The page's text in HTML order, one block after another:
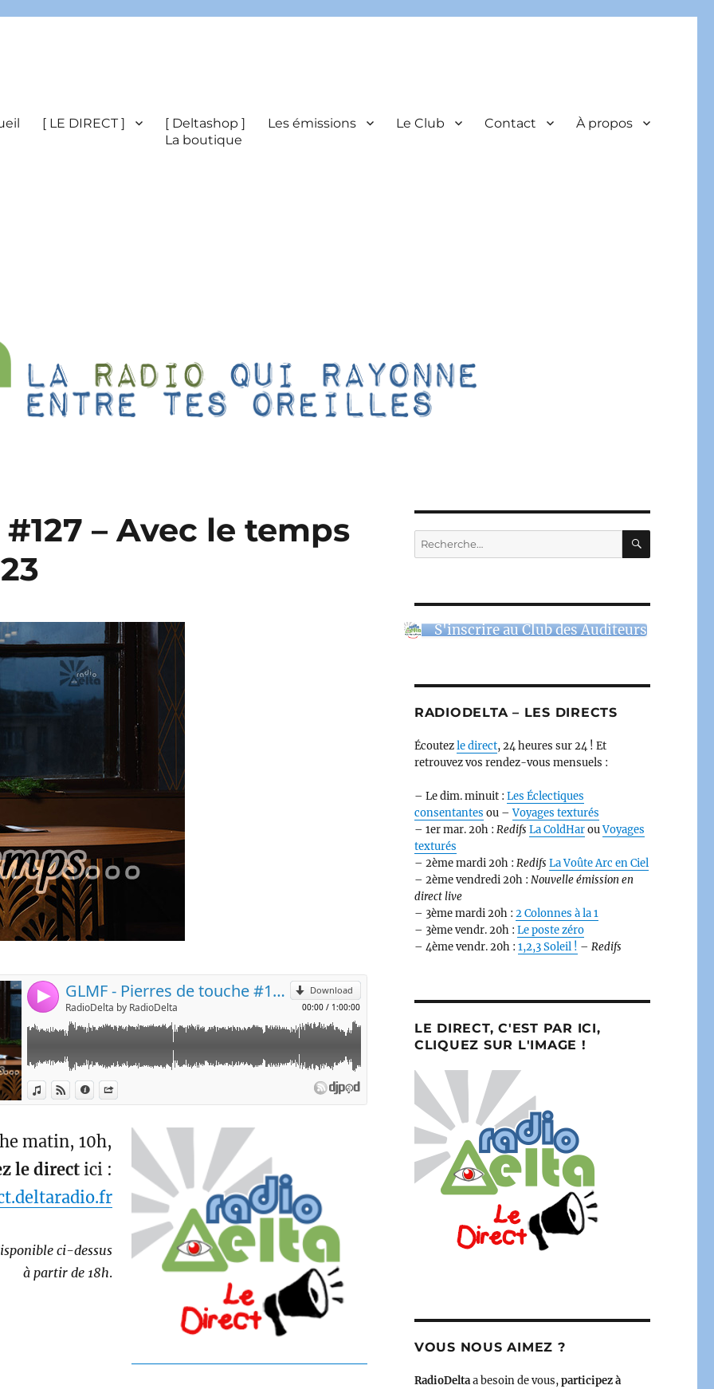
[ LE DIRECT ]
[ Deltashop ]
La boutique
Les émissions Le Club Contact À propos
– Avec le temps
matin, 10h,
le directici :
ci-dessus
à partir de 18h.
Recherche
pour :
S'inscrire au Club des Auditeurs
RADIODELTA – LES DIRECTS
Écoutezle direct, 24 heures sur 24 ! Et
retrouvez vos rendez-vous mensuels :
– Le dim. minuit : Les Éclectiques
consentantes ou –Voyages texturés
– 1er mar. 20h : Redifs La ColdHarouVoyages
texturés
– 2ème mardi 20h : Redifs La Voûte Arc en Ciel
– 2ème vendredi 20h : Nouvelle émission en
direct live
– 3ème mardi 20h : 2 Colonnes à la 1
– 3ème vendr. 20h : Le poste zéro
– 4ème vendr. 20h : 1,2,3 Soleil ! – Redifs
LE DIRECT, C'EST PAR ICI,
CLIQUEZ SUR L'IMAGE !
VOUS NOUS AIMEZ ?
RadioDeltaa besoin de vous,participez à